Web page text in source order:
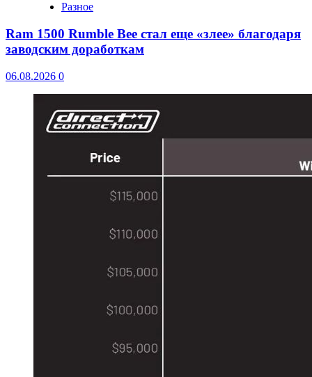
Разное
Ram 1500 Rumble Bee стал еще «злее» благодаря
заводским доработкам
06.08.2026 0